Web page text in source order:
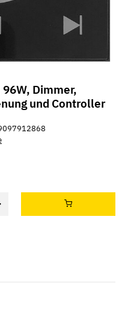
Dimmer,
und Controller